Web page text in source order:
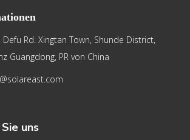
Rd. Xingtan Town, Shunde District,
Guangdong, PR von China
uns